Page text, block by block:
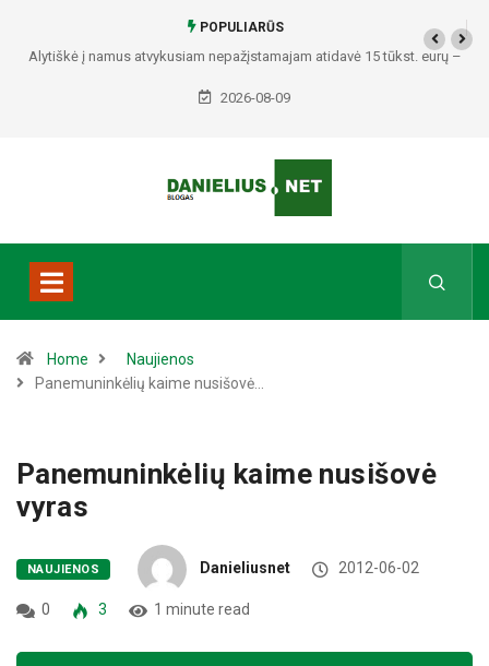
POPULIARŪS
Alytiškė į namus atvykusiam nepažįstamajam atidavė 15 tūkst. eurų –
policija pradėjo tyrimą
2026-08-09
Home
Naujienos
Panemuninkėlių kaime nusišovė…
Panemuninkėlių kaime nusišovė
vyras
NAUJIENOS Danieliusnet 2012-06-02
0 3 1 minute read